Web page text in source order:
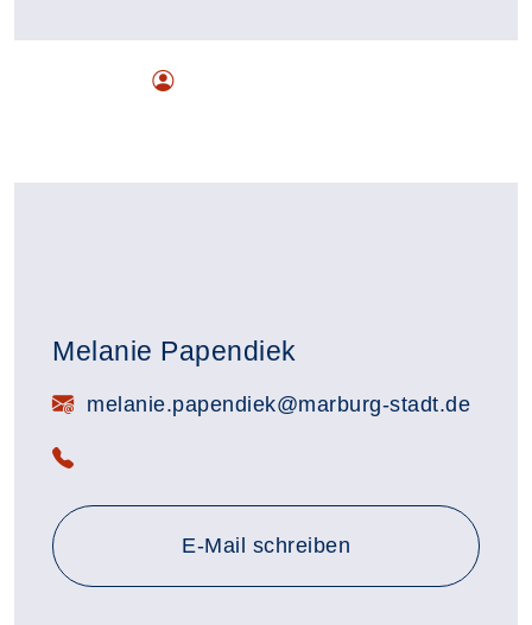
Melanie Papendiek
E-Mail:melanie.papendiek@marburg-stadt.de
Telefon:
E-Mail schreiben